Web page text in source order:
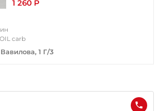
1 260 Р
carb
1 Г/3